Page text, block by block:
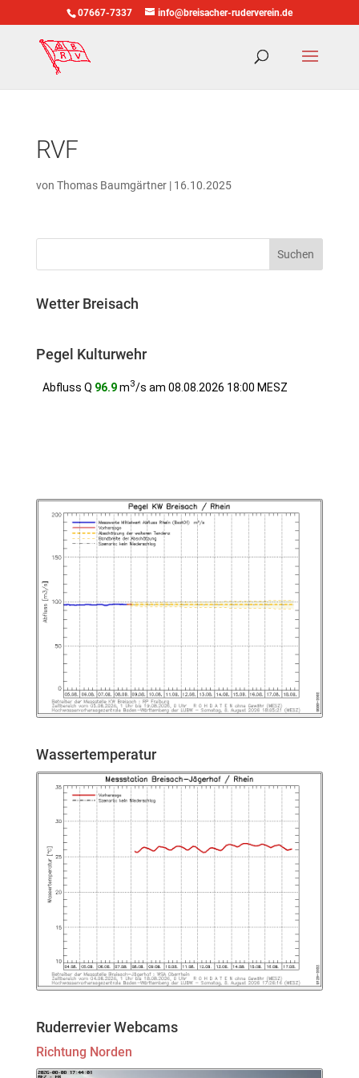
07667-7337 info@breisacher-ruderverein.de
RVF
von Thomas Baumgärtner| 16.10.2025
Wetter Breisach
Pegel Kulturwehr
Wassertemperatur
Ruderrevier Webcams
Richtung Norden